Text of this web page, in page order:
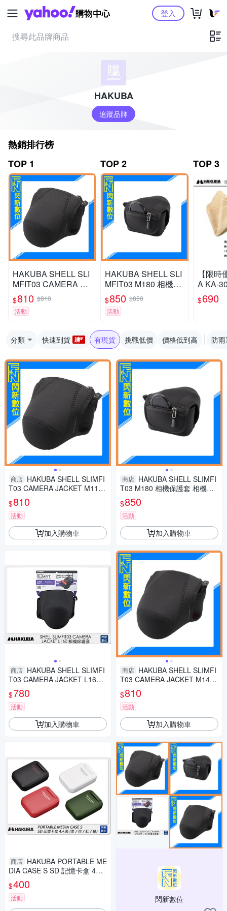
Yahoo購物中心登入
HAKUBA
追蹤品牌
熱銷排行榜
TOP 1
HAKUBA SHELL SLI
MFIT03 CAMERA JA
CKET M110 保護套
相機包 微單眼 XS20
XT30 XM5 R50
$810 $810
活動
TOP 2
HAKUBA SHELL SLI
MFIT03 M180 相機保
護套 相機包 攝影包(M
180,公司貨)
$850 $850
活動
TOP 3
【限
A KA-
拭鏡
公分 約
$690
分類 快速到貨 有現貨 挑戰低價 價格低到高 防
商店 HAKUBA SHELL SLIMFI
T03 CAMERA JACKET M110
保護套 相機包 微單眼 XS20 XT
30 XM5 R50
$810
活動
加入購物車
商店 HAKUBA SHELL SLIMFI
T03 CAMERA JACKET L160
相機保護套 相機包(公司貨)
$780
活動
加入購物車
商店 HAKUBA PORTABLE ME
DIA CASE S SD 記憶卡盒 4入
裝 記憶卡 收納盒
$400
活動
商店 HAKUBA SHELL SLIMFI
T03 M180 相機保護套 相機包
攝影包(M180,公司貨)
$850
活動
加入購物車
商店 HAKUBA SHELL SLIMFI
T03 CAMERA JACKET M140
保護套 相機包 微單眼 XS10 XT
30 XE4 R10
$810
活動
加入購物車
閃新數位